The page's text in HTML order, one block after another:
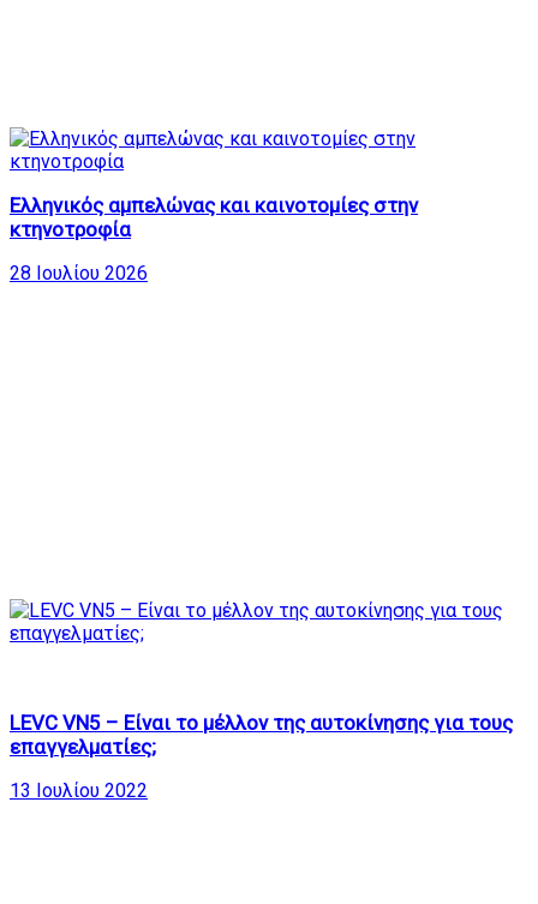
Ελληνικός αμπελώνας και καινοτομίες στην
κτηνοτροφία
28 Ιουλίου 2026
LEVC VN5 – Είναι το μέλλον της αυτοκίνησης για τους
επαγγελματίες;
13 Ιουλίου 2022